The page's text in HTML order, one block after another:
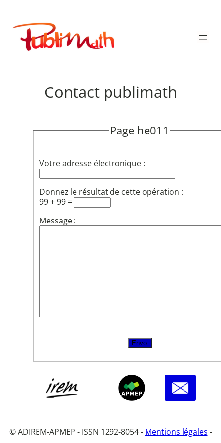
contenu
Publimath
Contact publimath
Page he011
Votre adresse électronique :
Donnez le résultat de cette opération :
99 + 99 =
Message :
© ADIREM-APMEP - ISSN 1292-8054 - Mentions légales -